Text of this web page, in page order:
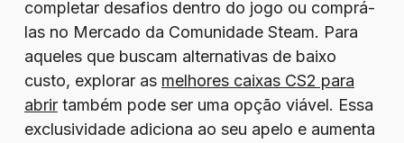
completar desafios dentro do jogo ou comprá-
las no Mercado da Comunidade Steam. Para
aqueles que buscam alternativas de baixo
custo, explorar as melhores caixas CS2 para
abrirtambém pode ser uma opção viável. Essa
exclusividade adiciona ao seu apelo e aumenta